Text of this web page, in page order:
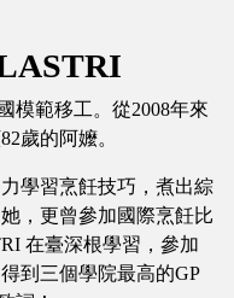
模範移工。從2008年來
歲的阿嬤。
學習烹飪技巧，煮出綜
，更曾參加國際烹飪比
在臺深根學習，參加
到三個學院最高的GP